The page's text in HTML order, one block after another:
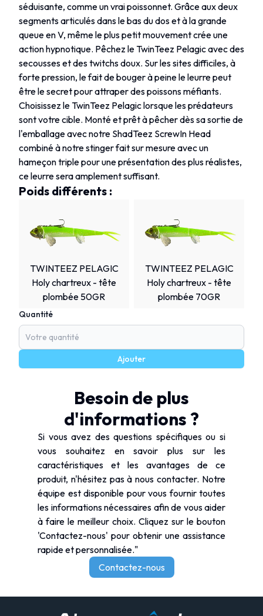
séduisante, comme un vrai poissonnet. Grâce aux deux
segments articulés dans le bas du dos et à la grande
queue en V, même le plus petit mouvement crée une
action hypnotique. Pêchez le TwinTeez Pelagic avec des
secousses et des twitchs doux. Sur les sites difficiles, à
forte pression, le fait de bouger à peine le leurre peut
être le secret pour attraper des poissons méfiants.
Choisissez le TwinTeez Pelagic lorsque les prédateurs
sont votre cible. Monté et prêt à pêcher dès sa sortie de
l'emballage avec notre ShadTeez ScrewIn Head
combiné à notre stinger fait sur mesure avec un
hameçon triple pour une présentation des plus réalistes,
ce leurre sera amplement suffisant.
Poids différents :
TWINTEEZ PELAGIC
Holy chartreux - tête
plombée 50GR
TWINTEEZ PELAGIC
Holy chartreux - tête
plombée 70GR
Quantité
Ajouter
Besoin de plus
d'informations ?
Si vous avez des questions spécifiques ou si
vous souhaitez en savoir plus sur les
caractéristiques et les avantages de ce
produit, n'hésitez pas à nous contacter. Notre
équipe est disponible pour vous fournir toutes
les informations nécessaires afin de vous aider
à faire le meilleur choix. Cliquez sur le bouton
'Contactez-nous' pour obtenir une assistance
rapide et personnalisée."
Contactez-nous